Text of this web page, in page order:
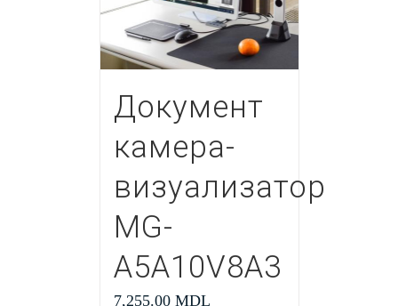
Документ
камера-
визуализатор
MG-
A5A10V8A3
7,255.00 MDL